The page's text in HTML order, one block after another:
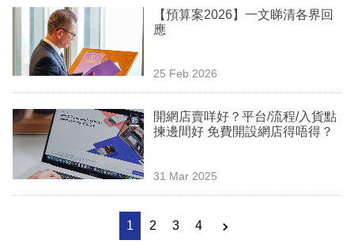
【預算案2026】一文睇清各界回
應
25 Feb 2026
開網店賣咩好？平台/流程/入貨點
揀邊間好 免費開設網店得唔得？
31 Mar 2025
1 2 3 4